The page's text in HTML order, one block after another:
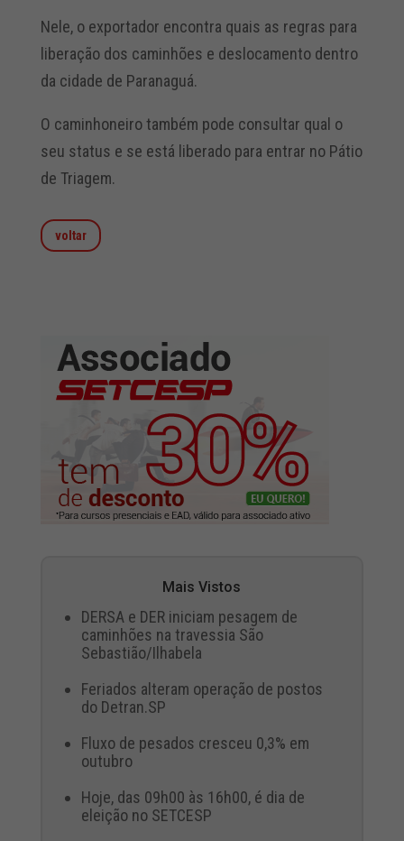
Nele, o exportador encontra quais as regras para
liberação dos caminhões e deslocamento dentro
da cidade de Paranaguá.
O caminhoneiro também pode consultar qual o
seu status e se está liberado para entrar no Pátio
de Triagem.
voltar
Mais Vistos
DERSA e DER iniciam pesagem de
caminhões na travessia São
Sebastião/Ilhabela
Feriados alteram operação de postos
do Detran.SP
Fluxo de pesados cresceu 0,3% em
outubro
Hoje, das 09h00 às 16h00, é dia de
eleição no SETCESP